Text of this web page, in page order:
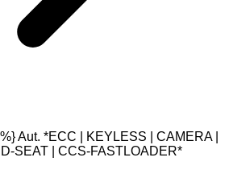
Aut. *ECC | KEYLESS | CAMERA |
SEAT | CCS-FASTLOADER*